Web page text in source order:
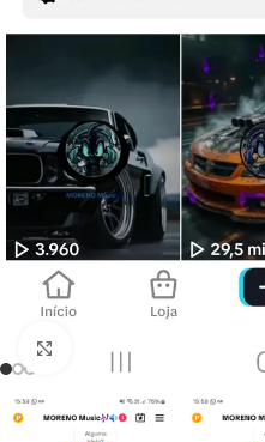
Clique para ampliar